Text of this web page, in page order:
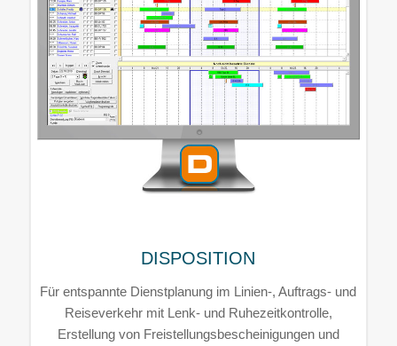
DISPOSITION
Für entspannte Dienstplanung im Linien-, Auftrags- und
Reiseverkehr mit Lenk- und Ruhezeitkontrolle,
Erstellung von Freistellungsbescheinigungen und